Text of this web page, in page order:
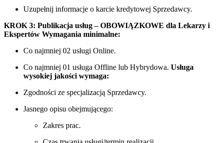
Uzupełnij informacje o karcie kredytowej Sprzedawcy.
KROK 3: Publikacja usług – OBOWIĄZKOWE dla Lekarzy i
Ekspertów Wymagania minimalne:
Co najmniej 02 usługi Online.
Co najmniej 01 usługa Offline lub Hybrydowa. Usługa
wysokiej jakości wymaga:
Zgodności ze specjalizacją Sprzedawcy.
Jasnego opisu obejmującego:
Zakres prac.